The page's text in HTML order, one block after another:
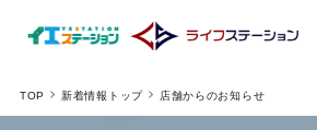
TOP 新着情報トップ 店舗からのお知らせ